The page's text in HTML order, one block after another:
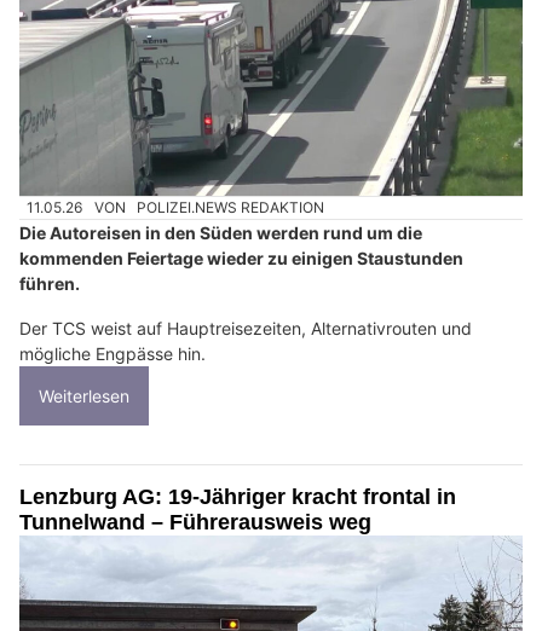
11.05.26 VON POLIZEI.NEWS REDAKTION
Die Autoreisen in den Süden werden rund um die
kommenden Feiertage wieder zu einigen Staustunden
führen.
Der TCS weist auf Hauptreisezeiten, Alternativrouten und
mögliche Engpässe hin.
Weiterlesen
Lenzburg AG: 19-Jähriger kracht frontal in
Tunnelwand – Führerausweis weg